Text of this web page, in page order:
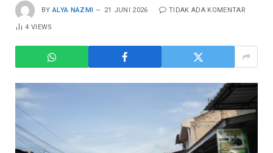
BY ALYA NAZMI 21 JUNI 2026 TIDAK ADA KOMENTAR
4VIEWS